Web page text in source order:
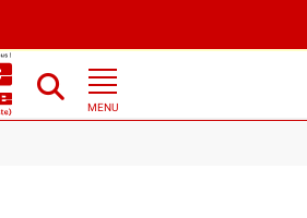
MENU
repeint pour Hollande : Qui en tient une